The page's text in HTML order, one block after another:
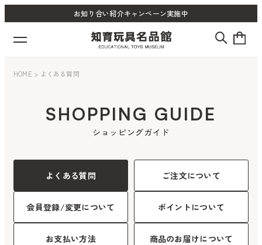
お知り合い紹介キャンペーン実施中
HOME > よくある質問
SHOPPING GUIDE
ショッピングガイド
よくある質問 ご注文について
会員登録/変更について ポイントについて
お支払い方法 商品のお届けについて